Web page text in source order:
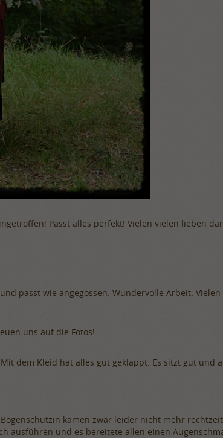
Passt alles perfekt! Vielen vielen lieben
passt wie angegossen. Wundervolle Arbeit.
uns auf die Fotos!
dem Kleid hat alles gut geklappt. Es sitzt gut und
kamen zwar leider nicht mehr
ausführen und es bereitete allen einen